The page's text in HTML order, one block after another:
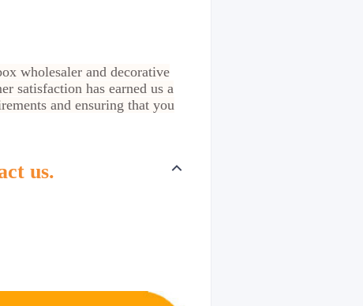
wholesaler and decorative
satisfaction has earned us a
and ensuring that you
us.